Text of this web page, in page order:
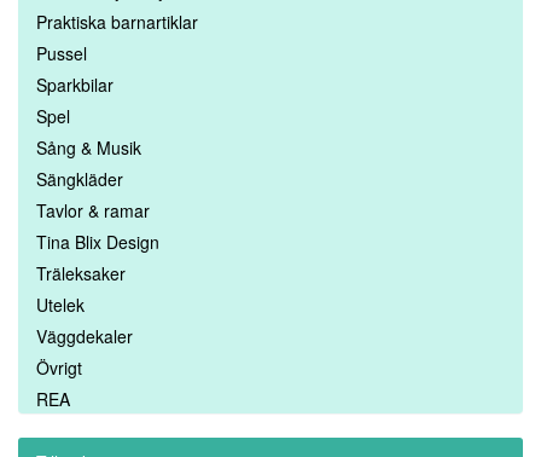
Praktiska barnartiklar
Pussel
Sparkbilar
Spel
Sång & Musik
Sängkläder
Tavlor & ramar
Tina Blix Design
Träleksaker
Utelek
Väggdekaler
Övrigt
REA